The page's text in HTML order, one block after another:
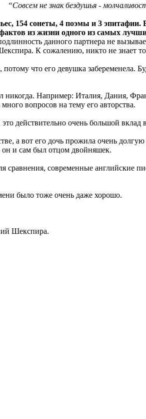
“Совсем не знак бездушья -
154 сонеты, 4 поэмы и 3 эпитафии.
из жизни одного из самых
данного партнера не
К сожалению, никто не знает
что его девушка забеременела.
Например: Италия, Дания,
вопросов на тему его авторства.
действительно очень большой вклад
а вот его дочь прожила очень
он и сам был отцом двойняшек.
современные английские
было тоже очень даже хорошо.
Шекспира.